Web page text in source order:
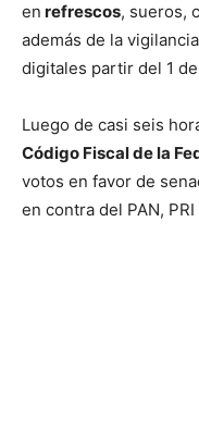
en refrescos, sueros,
además de la
digitales partir del 1
Luego de casi seis
Código Fiscal de la
votos en favor de
en contra del PAN,